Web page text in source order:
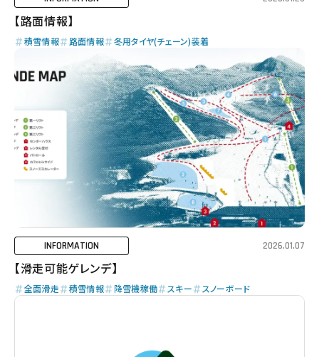
【路面情報】
積雪情報 路面情報 冬用タイヤ(チェーン)装着
INFORMATION 2026.01.07
【滑走可能ゲレンデ】
全面滑走 積雪情報 降雪機稼働 スキー スノーボード